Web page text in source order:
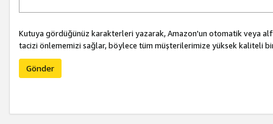
Kutuya gördüğünüz karakterleri yazarak, Amazon'un otomatik veya
tacizi önlememizi sağlar, böylece tüm müşterilerimize yüksek kaliteli
Gönder